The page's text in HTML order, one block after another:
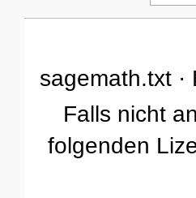
sagemath.txt
Falls nicht
folgenden